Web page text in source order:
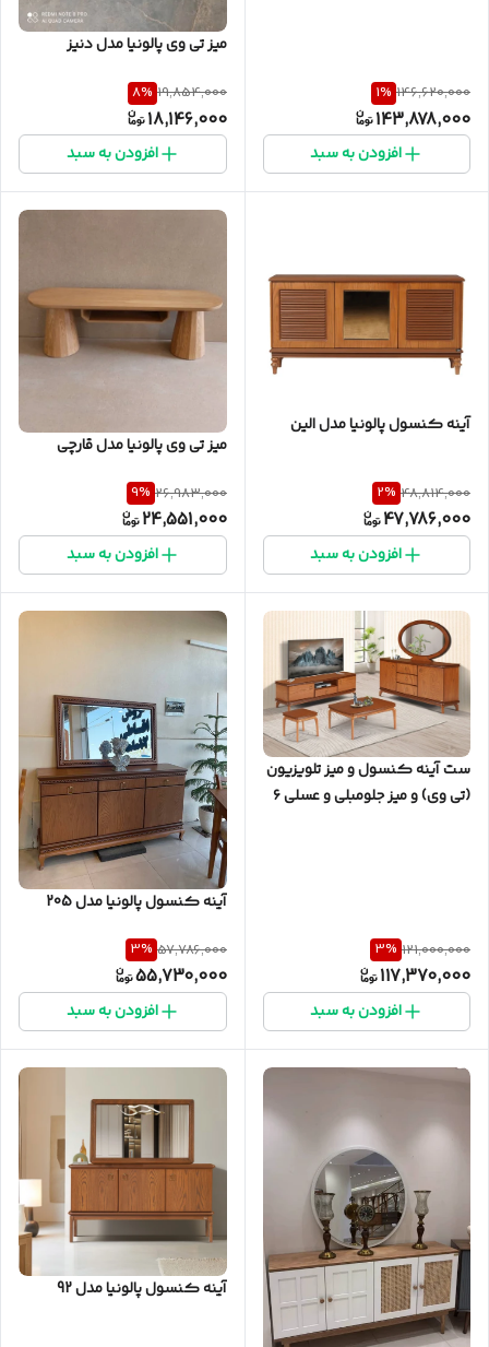
146,620,000
1%
143,878,000
افزودن به سبد
میز تی وی پالونیا مدل دنیز
19,854,000
8%
18,146,000
افزودن به سبد
آینه کنسول پالونیا مدل الین
48,814,000
2%
47,786,000
افزودن به سبد
میز تی وی پالونیا مدل قارچی
26,983,000
9%
24,551,000
افزودن به سبد
ست آینه کنسول و میز تلویزیون
(تی وی) و میز جلومبلی و عسلی ۶
121,000,000
3%
117,370,000
افزودن به سبد
آینه کنسول پالونیا مدل 205
57,786,000
3%
55,730,000
افزودن به سبد
آینه کنسول پالونیا مدل 92